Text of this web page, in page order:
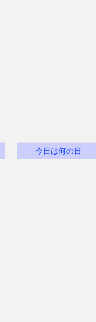
今日は何の日